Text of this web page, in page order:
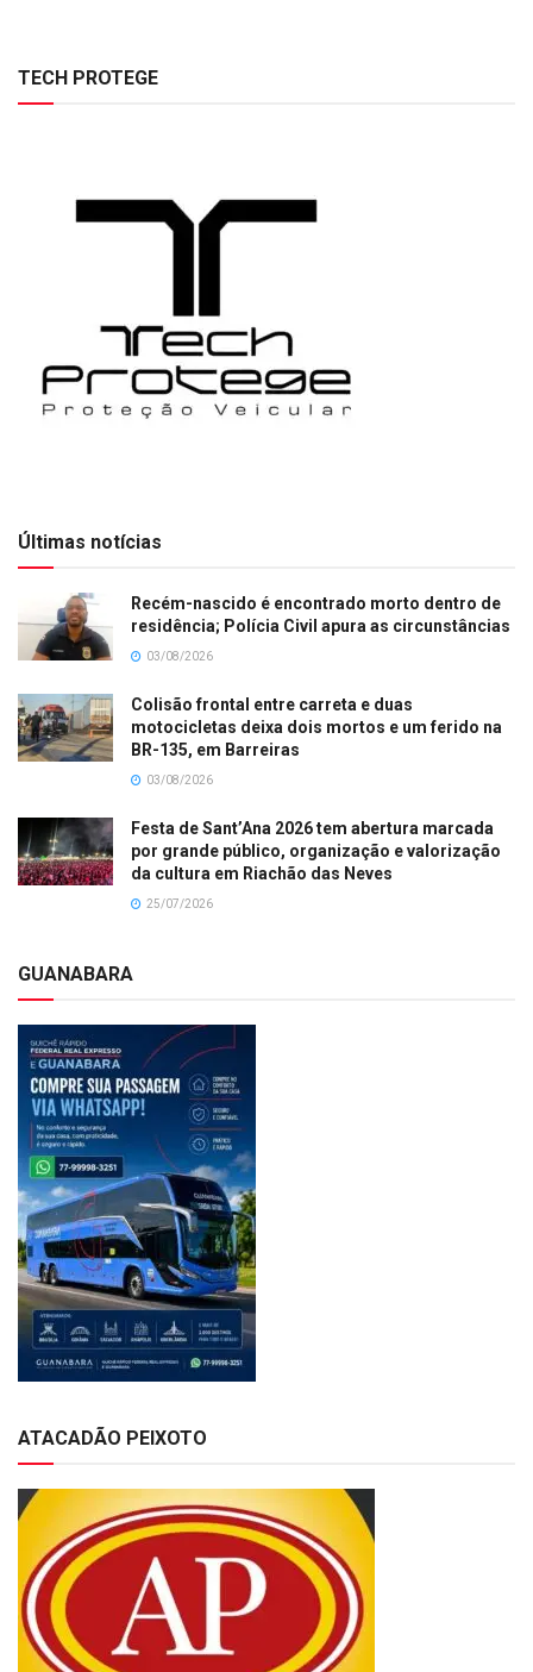
TECH PROTEGE
Últimas notícias
Recém-nascido é encontrado morto dentro de
residência; Polícia Civil apura as circunstâncias
03/08/2026
Colisão frontal entre carreta e duas
motocicletas deixa dois mortos e um ferido na
BR-135, em Barreiras
03/08/2026
Festa de Sant’Ana 2026 tem abertura marcada
por grande público, organização e valorização
da cultura em Riachão das Neves
25/07/2026
GUANABARA
ATACADÃO PEIXOTO